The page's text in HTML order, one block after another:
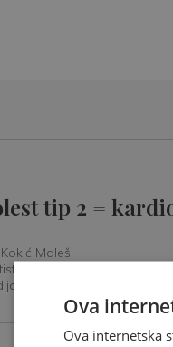
tip 2 =
Maleš,
Ova
Ova internetska